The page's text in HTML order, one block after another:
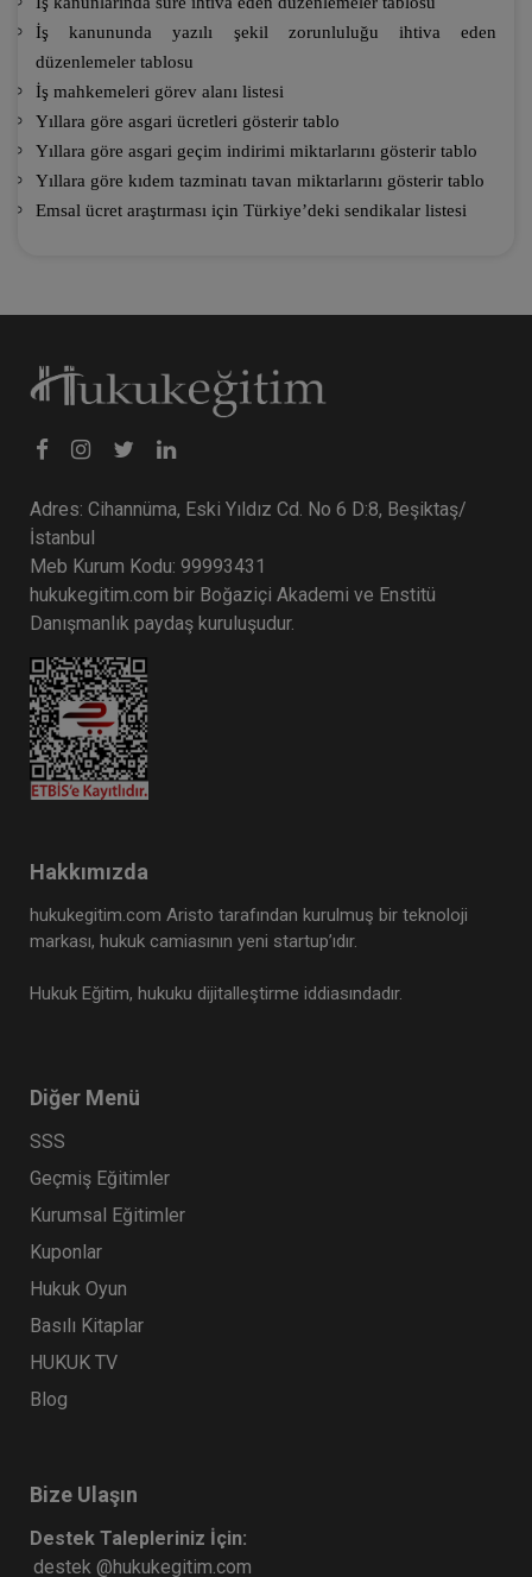
İş kanununda yazılı şekil zorunluluğu ihtiva eden
düzenlemeler tablosu
İş mahkemeleri görev alanı listesi
Yıllara göre asgari ücretleri gösterir tablo
Yıllara göre asgari geçim indirimi miktarlarını gösterir tablo
Yıllara göre kıdem tazminatı tavan miktarlarını gösterir tablo
Emsal ücret araştırması için Türkiye’deki sendikalar listesi
Adres: Cihannüma, Eski Yıldız Cd. No 6 D:8, Beşiktaş/
İstanbul
Meb Kurum Kodu: 99993431
hukukegitim.com bir Boğaziçi Akademi ve Enstitü
Danışmanlık paydaş kuruluşudur.
Hakkımızda
hukukegitim.com Aristo tarafından kurulmuş bir teknoloji
markası, hukuk camiasının yeni startup’ıdır.
Hukuk Eğitim, hukuku dijitalleştirme iddiasındadır.
Diğer Menü
SSS
Geçmiş Eğitimler
Kurumsal Eğitimler
Kuponlar
Hukuk Oyun
Basılı Kitaplar
HUKUK TV
Blog
Bize Ulaşın
Destek Talepleriniz İçin:
destek @hukukegitim.com